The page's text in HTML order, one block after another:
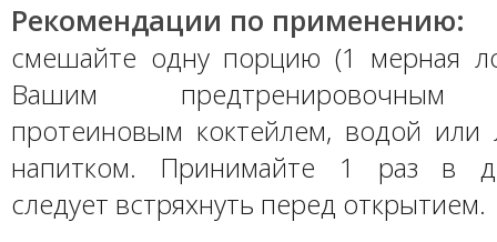
Рекомендации по применению:
смешайте одну порцию (1 мерная
Вашим предтренировочным
протеиновым коктейлем, водой
напитком. Принимайте 1 раз в
следует встряхнуть перед открытием.